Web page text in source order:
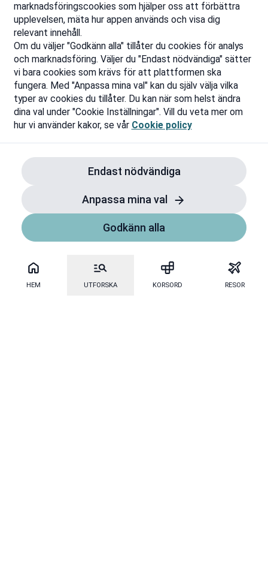
HEM UTFORSKA KORSORD RESOR
marknadsföringscookies som hjälper oss att förbättra
upplevelsen, mäta hur appen används och visa dig
relevant innehåll.
Om du väljer "Godkänn alla" tillåter du cookies för analys
och marknadsföring. Väljer du "Endast nödvändiga" sätter
vi bara cookies som krävs för att plattformen ska
fungera. Med "Anpassa mina val" kan du själv välja vilka
typer av cookies du tillåter. Du kan när som helst ändra
dina val under "Cookie Inställningar". Vill du veta mer om
hur vi använder kakor, se vår Cookie policy
Endast nödvändiga
Anpassa mina val
Godkänn alla